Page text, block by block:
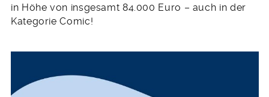
in Höhe von insgesamt 84.000 Euro – auch in der
Kategorie Comic!